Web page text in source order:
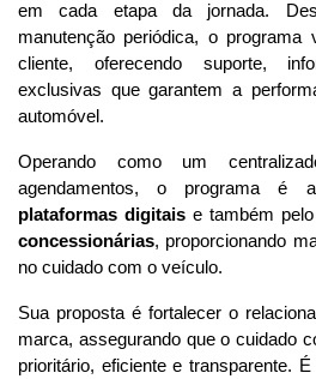
em cada etapa da jornada.
manutenção periódica, o
cliente, oferecendo suporte,
exclusivas que garantem a
automóvel.
Operando como um
plataformas digitais e também pelo
concessionárias, proporcionando
no cuidado com o veículo.
Sua proposta é fortalecer o
marca, assegurando que o cuidado
prioritário, eficiente e transparente.